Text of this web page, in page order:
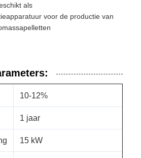
als
voor de productie van
10-12%
1 jaar
15 kW